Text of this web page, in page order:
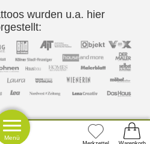
wurden u.a. hier
Menü